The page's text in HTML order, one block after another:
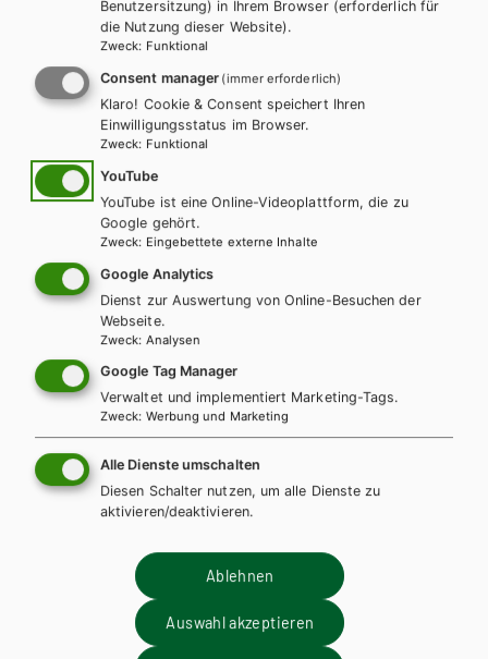
und Schüler/innen.
Weitere Bände dieser
Schulbuchreihe
Benutzersitzung) in Ihrem Browser (erforderlich für
die Nutzung dieser Website).
Zweck: Funktional
Consent manager (immer erforderlich)
Klaro! Cookie & Consent speichert Ihren
Einwilligungsstatus im Browser.
Zweck: Funktional
YouTube
YouTube ist eine Online-Videoplattform, die zu
Google gehört.
Zweck: Eingebettete externe Inhalte
Google Analytics
Dienst zur Auswertung von Online-Besuchen der
Webseite.
Zweck: Analysen
Google Tag Manager
Verwaltet und implementiert Marketing-Tags.
Zweck: Werbung und Marketing
Alle Dienste umschalten
Diesen Schalter nutzen, um alle Dienste zu
aktivieren/deaktivieren.
Ablehnen
Auswahl akzeptieren